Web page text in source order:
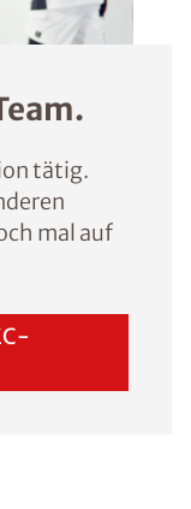
tätig.
mal auf